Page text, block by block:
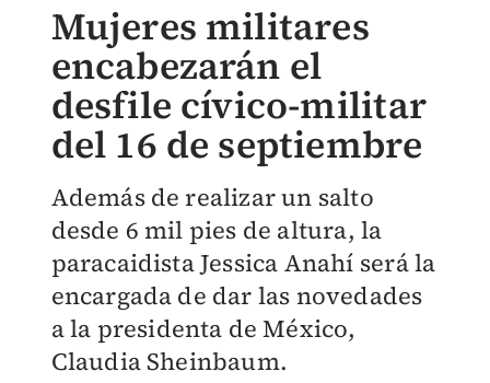
Mujeres militares
encabezarán el
desfile cívico-militar
del 16 de septiembre
Además de realizar un salto
desde 6 mil pies de altura, la
paracaidista Jessica Anahí será la
encargada de dar las novedades
a la presidenta de México,
Claudia Sheinbaum.